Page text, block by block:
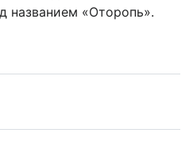
названием «Оторопь».